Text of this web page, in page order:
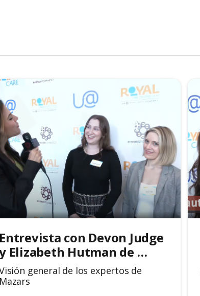
Entrevista con Devon Judge
Elizabeth Hutman de
general de los expertos de
Mazars